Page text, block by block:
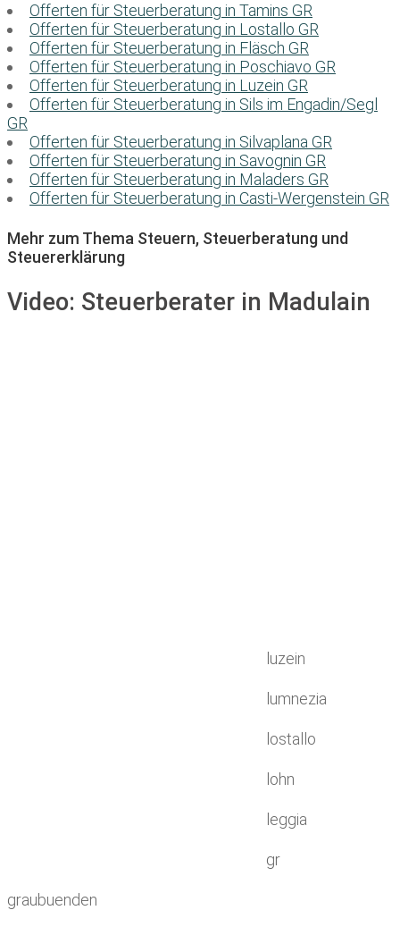
Offerten für Steuerberatung in Tamins GR
Offerten für Steuerberatung in Lostallo GR
Offerten für Steuerberatung in Fläsch GR
Offerten für Steuerberatung in Poschiavo GR
Offerten für Steuerberatung in Luzein GR
Offerten für Steuerberatung in Sils im Engadin/Segl
GR
Offerten für Steuerberatung in Silvaplana GR
Offerten für Steuerberatung in Savognin GR
Offerten für Steuerberatung in Maladers GR
Offerten für Steuerberatung in Casti-Wergenstein GR
Mehr zum Thema Steuern, Steuerberatung und
Steuererklärung
Video: Steuerberater in Madulain
luzein
lumnezia
lostallo
lohn
leggia
gr
graubuenden